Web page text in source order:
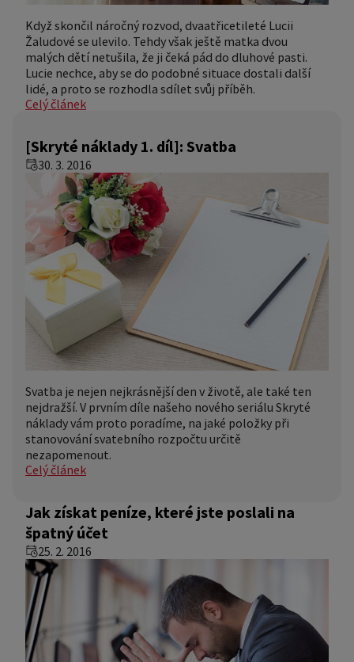
Když skončil náročný rozvod, dvaatřicetileté Lucii
Žaludové se ulevilo. Tehdy však ještě matka dvou
malých dětí netušila, že ji čeká pád do dluhové pasti.
Lucie nechce, aby se do podobné situace dostali další
lidé, a proto se rozhodla sdílet svůj příběh.
Celý článek
[Skryté náklady 1. díl]: Svatba
30. 3. 2016
Svatba je nejen nejkrásnější den v životě, ale také ten
nejdražší. V prvním díle našeho nového seriálu Skryté
náklady vám proto poradíme, na jaké položky při
stanovování svatebního rozpočtu určitě
nezapomenout.
Celý článek
Jak získat peníze, které jste poslali na
špatný účet
25. 2. 2016